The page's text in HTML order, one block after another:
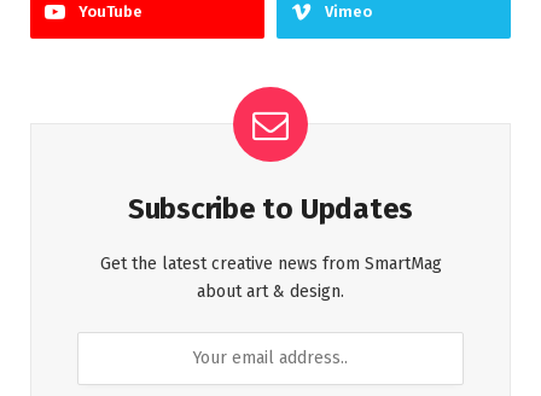
YouTube Vimeo
Subscribe to Updates
Get the latest creative news from SmartMag
about art & design.